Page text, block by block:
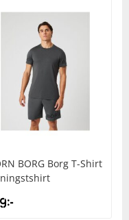
BORG Borg T-Shirt
kr